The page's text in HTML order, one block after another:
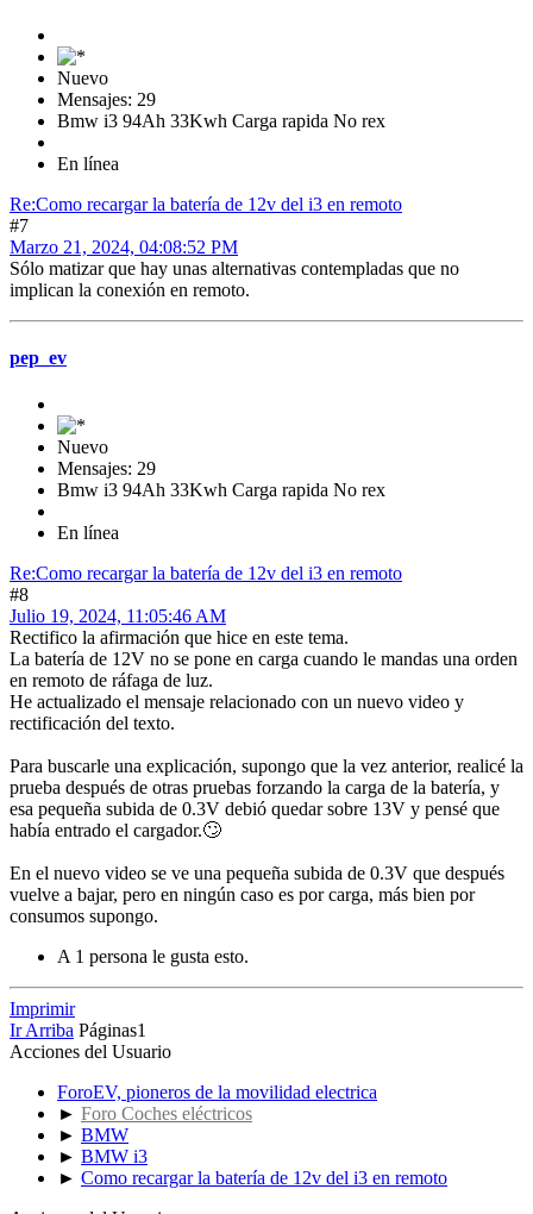
Nuevo
Mensajes: 29
Bmw i3 94Ah 33Kwh Carga rapida No rex
En línea
Re:Como recargar la batería de 12v del i3 en remoto
#7
Marzo 21, 2024, 04:08:52 PM
Sólo matizar que hay unas alternativas contempladas que no
implican la conexión en remoto.
pep_ev
Nuevo
Mensajes: 29
Bmw i3 94Ah 33Kwh Carga rapida No rex
En línea
Re:Como recargar la batería de 12v del i3 en remoto
#8
Julio 19, 2024, 11:05:46 AM
Rectifico la afirmación que hice en este tema.
La batería de 12V no se pone en carga cuando le mandas una orden
en remoto de ráfaga de luz.
He actualizado el mensaje relacionado con un nuevo video y
rectificación del texto.
Para buscarle una explicación, supongo que la vez anterior, realicé la
prueba después de otras pruebas forzando la carga de la batería, y
esa pequeña subida de 0.3V debió quedar sobre 13V y pensé que
había entrado el cargador.🙄
En el nuevo video se ve una pequeña subida de 0.3V que después
vuelve a bajar, pero en ningún caso es por carga, más bien por
consumos supongo.
A 1 persona le gusta esto.
Imprimir
Ir Arriba Páginas1
Acciones del Usuario
ForoEV, pioneros de la movilidad electrica
► Foro Coches eléctricos
► BMW
► BMW i3
► Como recargar la batería de 12v del i3 en remoto